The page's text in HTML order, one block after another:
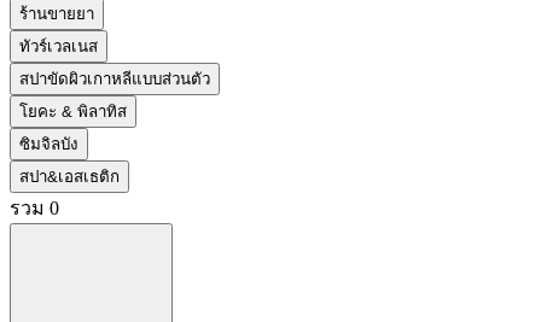
ร้านขายยา
ทัวร์เวลเนส
สปาขัดผิวเกาหลีแบบส่วนตัว
โยคะ & พิลาทิส
ซิมจิลบัง
สปา&เอสเธติก
รวม 0